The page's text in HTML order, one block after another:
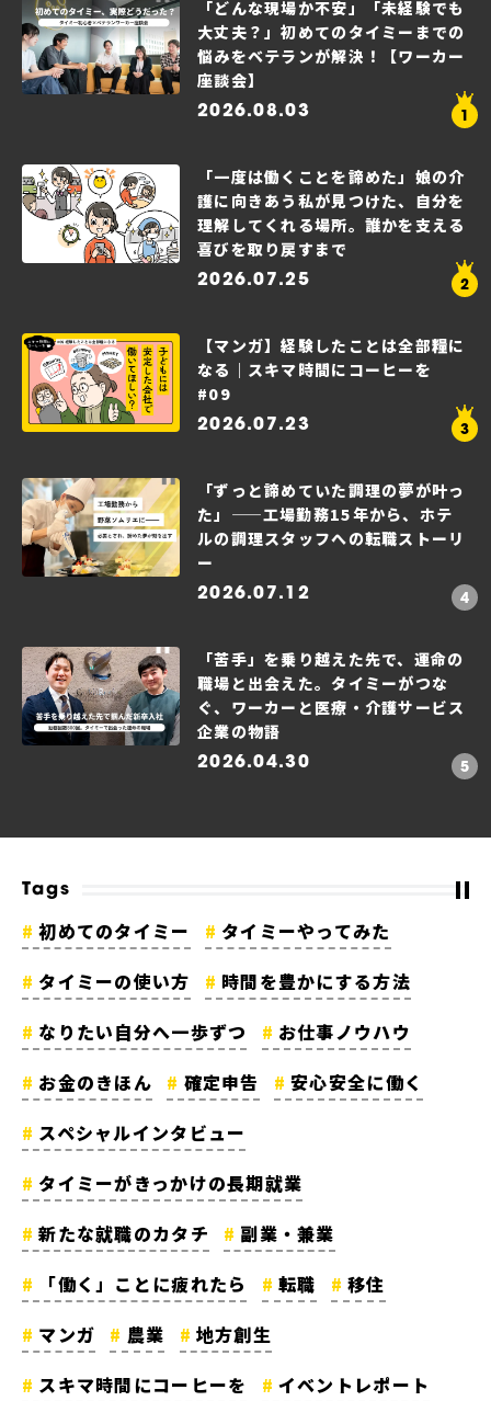
「どんな現場か不安」「未経験でも
大丈夫？」初めてのタイミーまでの
悩みをベテランが解決！【ワーカー
座談会】
2026.08.03
「一度は働くことを諦めた」娘の介
護に向きあう私が見つけた、自分を
理解してくれる場所。誰かを支える
喜びを取り戻すまで
2026.07.25
【マンガ】経験したことは全部糧に
なる｜スキマ時間にコーヒーを
#09
2026.07.23
「ずっと諦めていた調理の夢が叶っ
た」——工場勤務15年から、ホテ
ルの調理スタッフへの転職ストーリ
ー
2026.07.12
「苦手」を乗り越えた先で、運命の
職場と出会えた。タイミーがつな
ぐ、ワーカーと医療・介護サービス
企業の物語
2026.04.30
Tags
初めてのタイミー
タイミーやってみた
タイミーの使い方
時間を豊かにする方法
なりたい自分へ一歩ずつ
お仕事ノウハウ
お金のきほん
確定申告
安心安全に働く
スペシャルインタビュー
タイミーがきっかけの長期就業
新たな就職のカタチ
副業・兼業
「働く」ことに疲れたら
転職
移住
マンガ
農業
地方創生
スキマ時間にコーヒーを
イベントレポート